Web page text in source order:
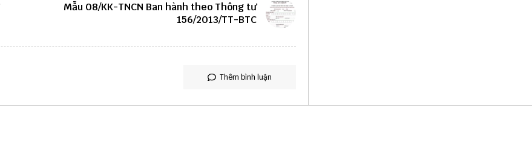
Mẫu 08/KK-TNCN Ban hành theo Thông tư
156/2013/TT-BTC
Thêm bình luận